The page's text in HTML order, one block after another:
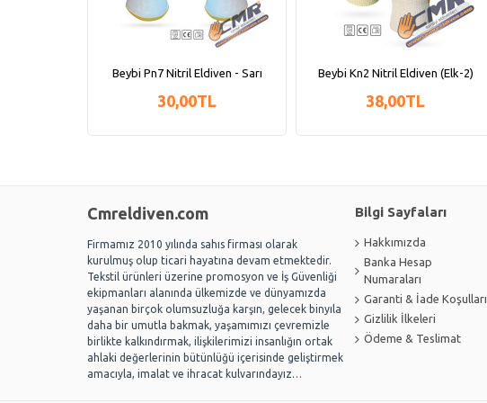
Beybi Pn7 Nitril Eldiven - Sarı
30,00TL
Beybi Kn2 Nitril Eldiven (Elk-2)
38,00TL
Cmreldiven.com
Firmamız 2010 yılında sahıs firması olarak
kurulmuş olup ticari hayatına devam etmektedir.
Tekstil ürünleri üzerine promosyon ve İş Güvenliği
ekipmanları alanında ülkemizde ve dünyamızda
yaşanan birçok olumsuzluğa karşın, gelecek binyıla
daha bir umutla bakmak, yaşamımızı çevremizle
birlikte kalkındırmak, ilişkilerimizi insanlığın ortak
ahlaki değerlerinin bütünlüğü içerisinde geliştirmek
amacıyla, imalat ve ihracat kulvarındayız…
Bilgi Sayfaları
Hakkımızda
Banka Hesap
Numaraları
Garanti & İade Koşulları
Gizlilik İlkeleri
Ödeme & Teslimat